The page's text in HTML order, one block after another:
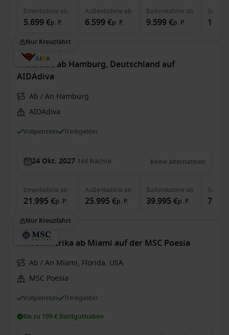
Innenkabine ab
5.699 €p. P.
Außenkabine ab
6.599 €p. P.
Balkonkabine ab
9.599 €p. P.
Suite
Nur Kreuzfahrt
Weltreise ab Hamburg, Deutschland auf
AIDAdiva
Ab / An Hamburg
AIDAdiva
Vollpension Trinkgelder
24 Okt. 2027 144 Nächte Keine alternativen
Innenkabine ab
21.995 €p. P.
Außenkabine ab
25.995 €p. P.
Balkonkabine ab
39.995 €p. P.
Suite
Nur Kreuzfahrt
Mittelamerika ab Miami auf der MSC Poesia
Ab / An Miami, Florida, USA
MSC Poesia
Vollpension Trinkgelder
Bis zu 199 € Bordguthaben